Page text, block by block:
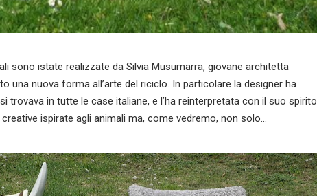
sono istate realizzate da Silvia Musumarra, giovane architetta
una nuova forma all’arte del riciclo. In particolare la designer ha
trovava in tutte le case italiane, e l’ha reinterpretata con il suo spirito
ispirate agli animali ma, come vedremo, non solo…